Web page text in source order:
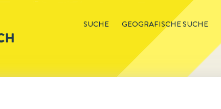
SUCHE GEOGRAFISCHE SUCHE